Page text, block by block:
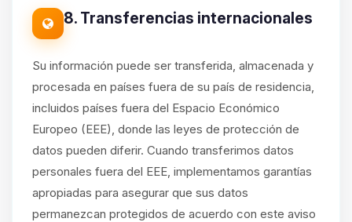
8. Transferencias internacionales
Su información puede ser transferida, almacenada y
procesada en países fuera de su país de residencia,
incluidos países fuera del Espacio Económico
Europeo (EEE), donde las leyes de protección de
datos pueden diferir. Cuando transferimos datos
personales fuera del EEE, implementamos garantías
apropiadas para asegurar que sus datos
permanezcan protegidos de acuerdo con este aviso